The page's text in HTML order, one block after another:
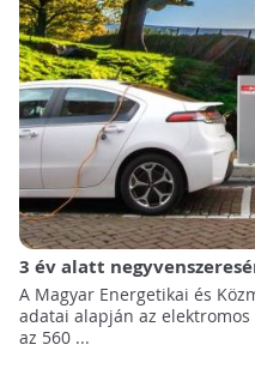
3 év alatt
A Magyar Energetikai és
adatai alapján az
az 560 ...